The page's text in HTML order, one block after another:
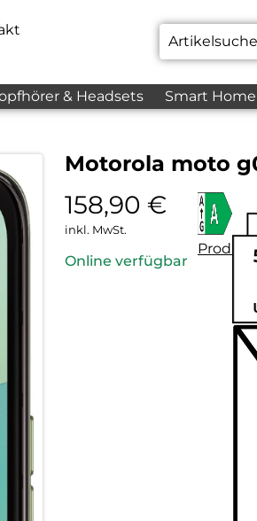
& Headsets Smart Home
Motorola moto
158,90 €
inkl. MwSt.
Online verfügbar